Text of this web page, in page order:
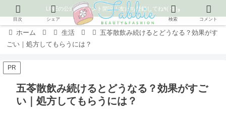
LINEの公式アカウント開設！友だち登録してね٩( ᐛ )و
ホーム 生活
五苓散飲み続けるとどうなる？効果がす
ごい｜処方してもらうには？
PR
五苓散飲み続けるとどうなる？効果がすご
い｜処方してもらうには？
目次 シェア 検索 コメント